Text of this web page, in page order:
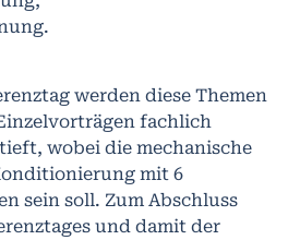
werden diese Themen
fachlich
wobei die mechanische
mit 6
sein soll. Zum Abschluss
und damit der